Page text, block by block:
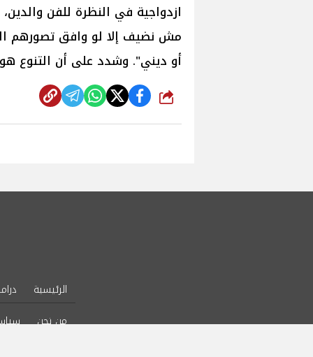
ازدواجية في النظرة للفن
أو ديني". وشدد على أن التنوع
شارك
الرئيسية
من نحن